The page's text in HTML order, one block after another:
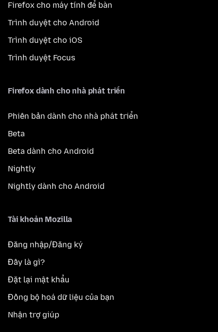
Firefox cho máy tính để bàn
Trình duyệt cho Android
Trình duyệt cho iOS
Trình duyệt Focus
Firefox dành cho nhà phát triển
Phiên bản dành cho nhà phát triển
Beta
Beta dành cho Android
Nightly
Nightly dành cho Android
Tài khoản Mozilla
Đăng nhập/Đăng ký
Đây là gì?
Đặt lại mật khẩu
Đồng bộ hoá dữ liệu của bạn
Nhận trợ giúp